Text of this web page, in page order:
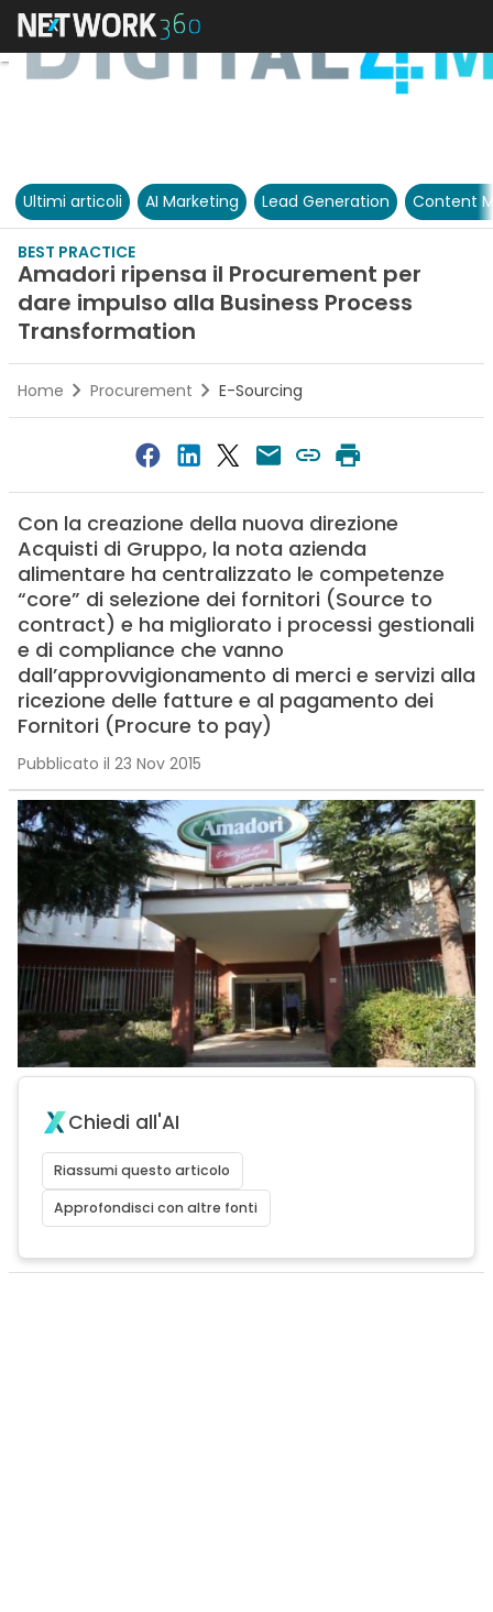
Ultimi articoli AI Marketing Lead Generation Content
BEST PRACTICE
Amadori ripensa il Procurement per
dare impulso alla Business Process
Transformation
Home Procurement E-Sourcing
Con la creazione della nuova direzione
Acquisti di Gruppo, la nota azienda
alimentare ha centralizzato le competenze
“core” di selezione dei fornitori (Source to
contract) e ha migliorato i processi gestionali
e di compliance che vanno
dall’approvvigionamento di merci e servizi alla
ricezione delle fatture e al pagamento dei
Fornitori (Procure to pay)
Pubblicato il 23 Nov 2015
Chiedi all'AI
Riassumi questo articolo
Approfondisci con altre fonti